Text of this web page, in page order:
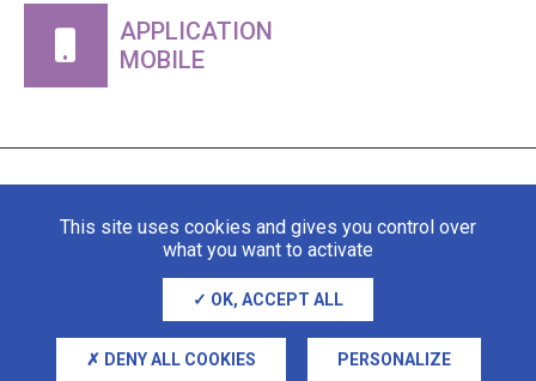
APPLICATION
MOBILE
Mentions légales Gestion des cookies
Adipso, agence web et mobile à
This site uses cookies and gives you control over
what you want to activate
OK, ACCEPT ALL
DENY ALL COOKIES PERSONALIZE